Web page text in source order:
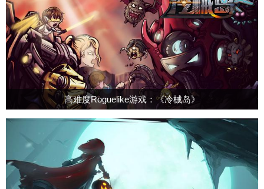
高难度Roguelike游戏：《冷械岛》